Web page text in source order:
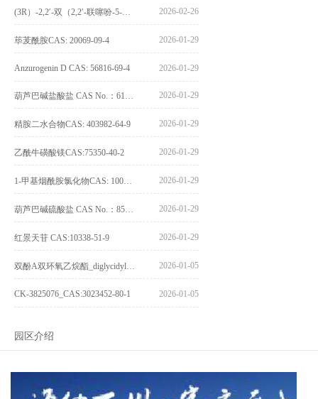
2026-02-26
荜茇酰胺CAS: 20069-09-4 2026-01-29
Anzurogenin D CAS: 56816-69-4 2026-01-29
2026-01-29
精胺二水合物CAS: 403982-64-9 2026-01-29
乙酰牛磺酸镁CAS:75350-40-2 2026-01-29
2026-01-29
2026-01-29
红景天苷 CAS:10338-51-9 2026-01-29
2026-01-05
CK-3825076_CAS:3023452-80-1 2026-01-05
园区介绍